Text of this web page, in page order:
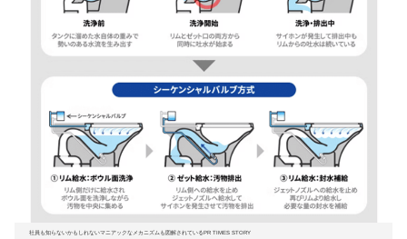
社員も知らないかもしれないマニアックなメカニズムも図解されているPR TIMES STORY